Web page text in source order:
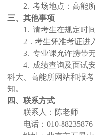
2. 考场地点：高能
三、其他事项
1. 请考生在规定时
2．考生凭准考证进
3. 专业课允许携带
4. 成绩查询及面试
科大、高能所网站和报
知。
四、联系方式
联系人：陈老师
电话：010-88235876